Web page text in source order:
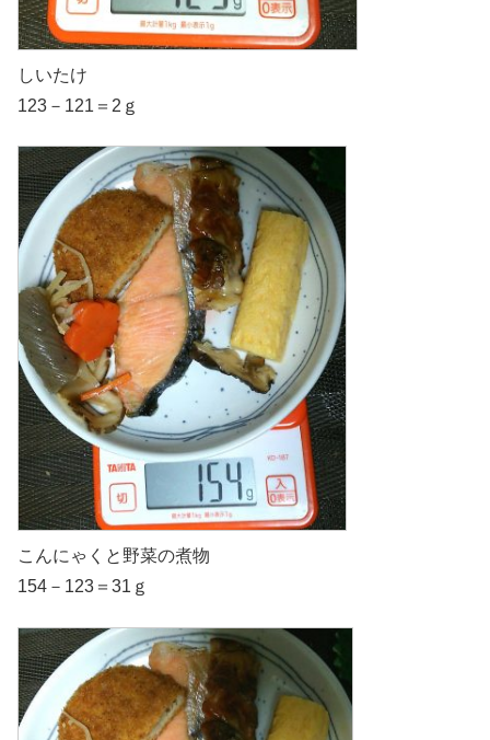
しいたけ
123－121＝2ｇ
こんにゃくと野菜の煮物
154－123＝31ｇ